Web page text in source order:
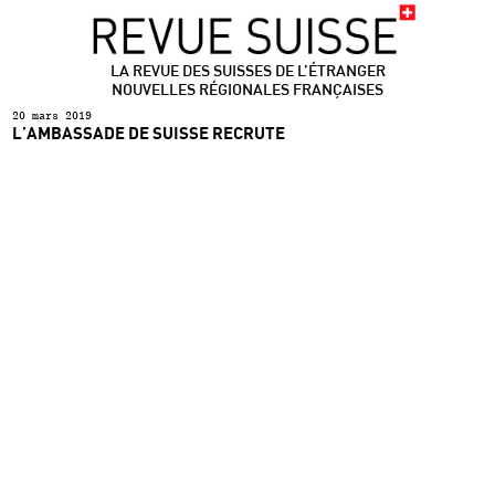
LA REVUE DES SUISSES DE L’ÉTRANGER
NOUVELLES RÉGIONALES FRANÇAISES
20 mars 2019
L’AMBASSADE DE SUISSE RECRUTE